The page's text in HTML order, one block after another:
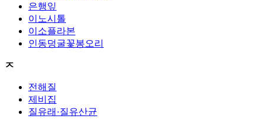
은행잎
이노시톨
이소플라본
인동덩굴꽃봉오리
ㅈ
전해질
제비집
질유래·질유산균